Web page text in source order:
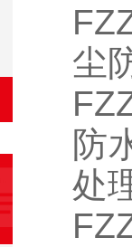
尘
防
处